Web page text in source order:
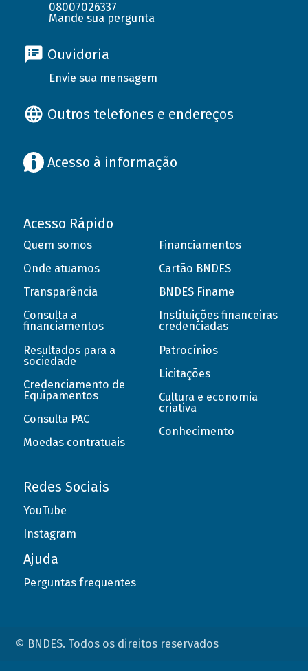
08007026337
Mande sua pergunta
Ouvidoria
Envie sua mensagem
Outros telefones e endereços
Acesso à informação
Acesso Rápido
Quem somos
Onde atuamos
Transparência
Consulta a
financiamentos
Resultados para a
sociedade
Credenciamento de
Equipamentos
Consulta PAC
Moedas contratuais
Financiamentos
Cartão BNDES
BNDES Finame
Instituições financeiras
credenciadas
Patrocínios
Licitações
Cultura e economia
criativa
Conhecimento
Redes Sociais
YouTube
Instagram
Ajuda
Perguntas frequentes
© BNDES. Todos os direitos reservados